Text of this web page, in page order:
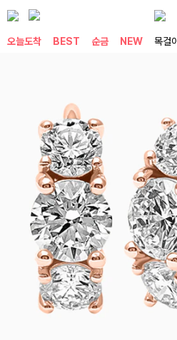
오늘도착 BEST 순금 NEW 목걸이